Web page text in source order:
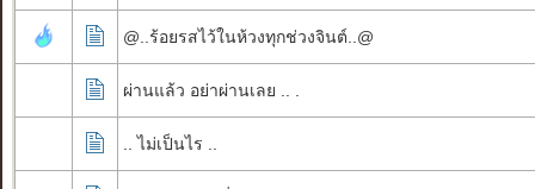
@..ร้อยรสไว้ในห้วงทุกช่วงจินต์..@
ผ่านแล้ว อย่าผ่านเลย .. .
.. ไม่เป็นไร ..